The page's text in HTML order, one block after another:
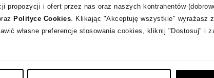
propozycji i ofert przez nas oraz naszych kontrahentów
Polityce Cookies . Klikając "Akceptuję wszystkie" wyrażasz
własne preferencje stosowania cookies, kliknij "Dostosuj" i